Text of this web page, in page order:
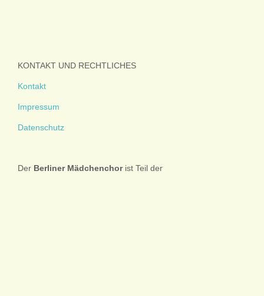
KONTAKT UND RECHTLICHES
Kontakt
Impressum
Datenschutz
Der Berliner Mädchenchorist Teil der